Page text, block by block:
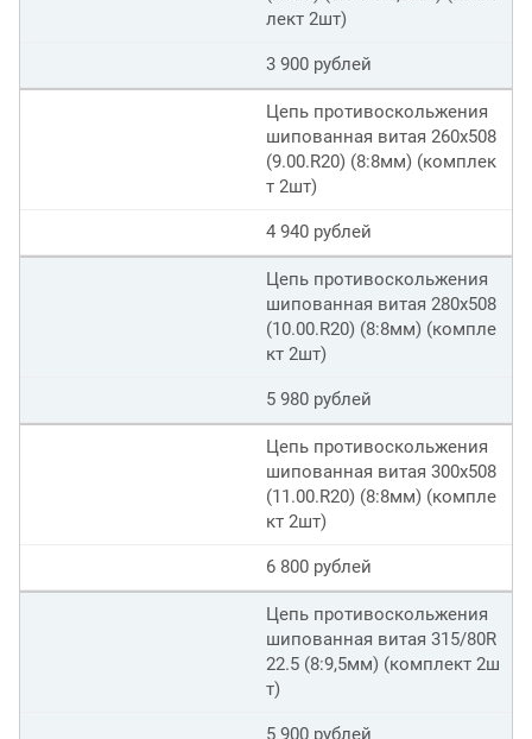
лект 2шт)
3 900 рублей
Цепь противоскольжения
шипованная витая 260х508
(9.00.R20) (8:8мм) (комплек
т 2шт)
4 940 рублей
Цепь противоскольжения
шипованная витая 280х508
(10.00.R20) (8:8мм) (компле
кт 2шт)
5 980 рублей
Цепь противоскольжения
шипованная витая 300х508
(11.00.R20) (8:8мм) (компле
кт 2шт)
6 800 рублей
Цепь противоскольжения
шипованная витая 315/80R
22.5 (8:9,5мм) (комплект 2ш
т)
5 900 рублей